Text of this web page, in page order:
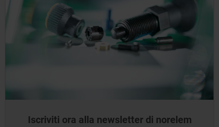
Iscriviti ora alla newsletter di norelem